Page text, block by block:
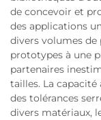
de concevoir et
des applications
divers volumes de
prototypes à une
partenaires
tailles. La
des tolérances
divers matériaux,